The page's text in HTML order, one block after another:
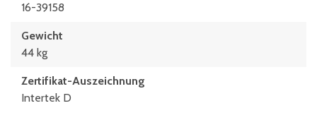
16-39158
Gewicht
44 kg
Zertifikat-Auszeichnung
Intertek D